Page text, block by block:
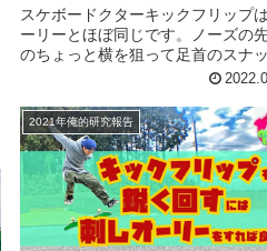
スケボードクターキックフリップ
ーリーとほぼ同じです。ノーズの
のちょっと横を狙って足首のスナッ
を使って回します。上手い人の
かりで全然参考にならないこと多
りますよね！？(僕です(´・∀・...
2021年俺的研究報告